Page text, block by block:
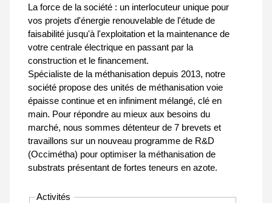
La force de la société : un interlocuteur unique pour
vos projets d'énergie renouvelable de l'étude de
faisabilité jusqu'à l'exploitation et la maintenance de
votre centrale électrique en passant par la
construction et le financement.
Spécialiste de la méthanisation depuis 2013, notre
société propose des unités de méthanisation voie
épaisse continue et en infiniment mélangé, clé en
main. Pour répondre au mieux aux besoins du
marché, nous sommes détenteur de 7 brevets et
travaillons sur un nouveau programme de R&D
(Occimétha) pour optimiser la méthanisation de
substrats présentant de fortes teneurs en azote.
Activités